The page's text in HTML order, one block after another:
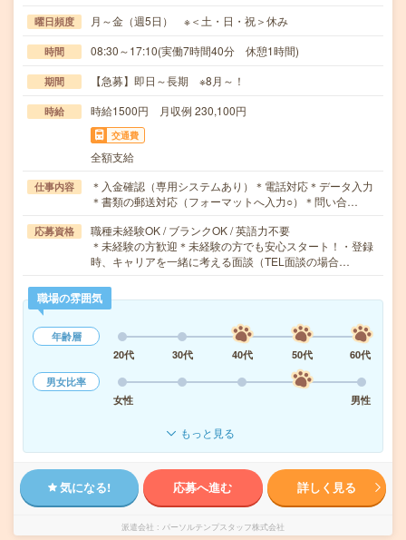
曜日頻度 月～金（週5日） ※＜土・日・祝＞休み
時間 08:30～17:10(実働7時間40分 休憩1時間)
期間 【急募】即日～長期 ※8月～！
時給 時給1500円 月収例 230,100円
交通費
全額支給
仕事内容
＊入金確認（専用システムあり）＊電話対応＊データ入力
＊書類の郵送対応（フォーマットへ入力○）＊問い合…
応募資格
職種未経験OK / ブランクOK / 英語力不要
＊未経験の方歓迎＊未経験の方でも安心スタート！・登録
時、キャリアを一緒に考える面談（TEL面談の場合…
職場の雰囲気
年齢層
20代
30代 40代 50代
60代
男女比率
女性
男性
もっと見る
気になる! 応募へ進む 詳しく見る
派遣会社 パーソルテンプスタッフ株式会社